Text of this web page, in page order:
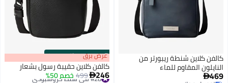
كالفن كلاين شنطة ريبورتر من
النايلون المقاوم للماء
469
00m:00s
·باقي 100% عرض برق
كالفن كلاين حقيبة رسول بشعار
246
499خصم 50% #28 في شنط كروسبودي